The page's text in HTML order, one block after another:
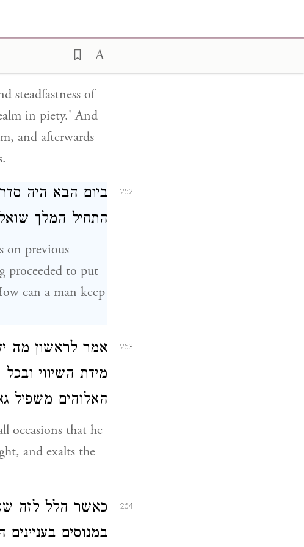
אחרי אשר שמעו
אחרי־כן החל
steadfastness of
in piety.' And
and afterwards
262
ביום הבא היה
התחיל המלך
on previous
proceeded to put
can a man keep
263
אמר לראשון מה
מידת השיווי
האלוהים משפיל
occasions that he
and exalts the
264
כאשר הלל לזה
במנוסים